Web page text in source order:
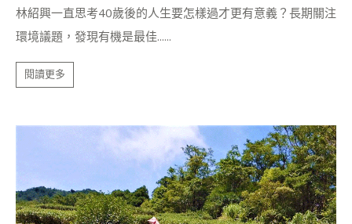
林紹興一直思考40歲後的人生要怎樣過才更有意義？長期關注
環境議題，發現有機是最佳......
閱讀更多